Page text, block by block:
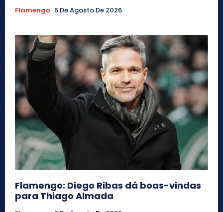
Flamengo 5 De Agosto De 2026
Flamengo: Diego Ribas dá boas-vindas
para Thiago Almada